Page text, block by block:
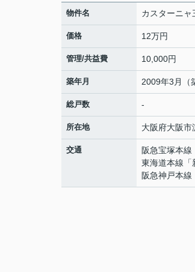
物件名 カスターニャ
価格 12万円
管理/共益費 10,000円
築年月 2009年3月（
総戸数 -
所在地 大阪府大阪市
交通 阪急宝塚本線
東海道本線 「
阪急神戸本線